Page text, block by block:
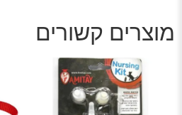
מוצרים קשורים